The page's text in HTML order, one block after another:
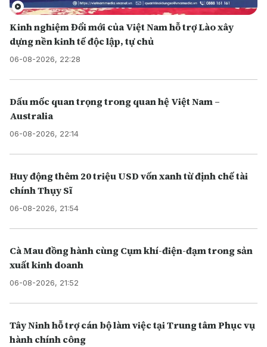
Kinh nghiệm Đổi mới của Việt Nam hỗ trợ Lào xây
dựng nền kinh tế độc lập, tự chủ
06-08-2026, 22:28
Dấu mốc quan trọng trong quan hệ Việt Nam –
Australia
06-08-2026, 22:14
Huy động thêm 20 triệu USD vốn xanh từ định chế tài
chính Thụy Sĩ
06-08-2026, 21:54
Cà Mau đồng hành cùng Cụm khí-điện-đạm trong sản
xuất kinh doanh
06-08-2026, 21:52
Tây Ninh hỗ trợ cán bộ làm việc tại Trung tâm Phục vụ
hành chính công